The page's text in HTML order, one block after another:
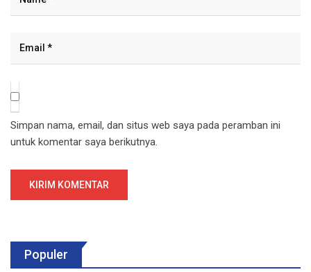
Simpan nama, email, dan situs web saya pada peramban ini
untuk komentar saya berikutnya.
Populer